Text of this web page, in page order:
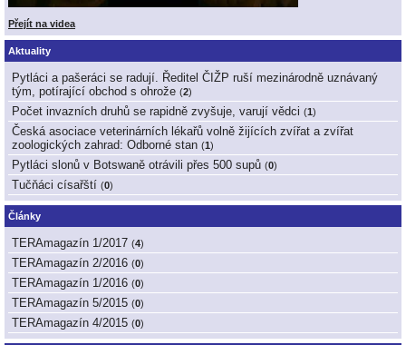
Přejít na videa
Aktuality
Pytláci a pašeráci se radují. Ředitel ČIŽP ruší mezinárodně uznávaný
tým, potírající obchod s ohrože (2)
Počet invazních druhů se rapidně zvyšuje, varují vědci (1)
Česká asociace veterinárních lékařů volně žijících zvířat a zvířat
zoologických zahrad: Odborné stan (1)
Pytláci slonů v Botswaně otrávili přes 500 supů (0)
Tučňáci císařští (0)
Články
TERAmagazín 1/2017 (4)
TERAmagazín 2/2016 (0)
TERAmagazín 1/2016 (0)
TERAmagazín 5/2015 (0)
TERAmagazín 4/2015 (0)